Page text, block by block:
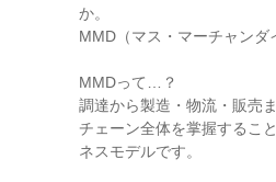
か。
MMD（マス・マーチャンダ
MMDって…？
調達から製造・物流・販売
チェーン全体を掌握するこ
ネスモデルです。